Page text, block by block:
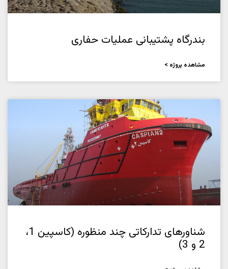
بندرگاه پشتیبانی عملیات حفاری
مشاهده پروژه >
شناورهای تدارکاتی چند منظوره (کاسپین 1،
2 و 3)